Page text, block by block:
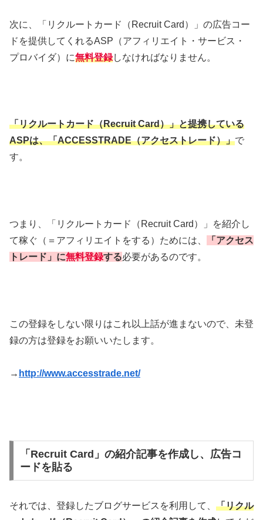
次に、「リクルートカード（Recruit Card）」の広告コー
ドを提供してくれるASP（アフィリエイト・サービス・
プロバイダ）に無料登録しなければなりません。
「リクルートカード（Recruit Card）」と提携している
ASPは、「ACCESSTRADE（アクセストレード）」で
す。
つまり、「リクルートカード（Recruit Card）」を紹介し
て稼ぐ（＝アフィリエイトをする）ためには、
「アクセス
トレード」に無料登録する必要があるのです。
この登録をしない限りはこれ以上話が進まないので、未登
録の方は登録をお願いいたします。
→ http://www.accesstrade.net/
「Recruit Card」の紹介記事を作成し、広告コ
ードを貼る
それでは、登録したブログサービスを利用して、 「リクル